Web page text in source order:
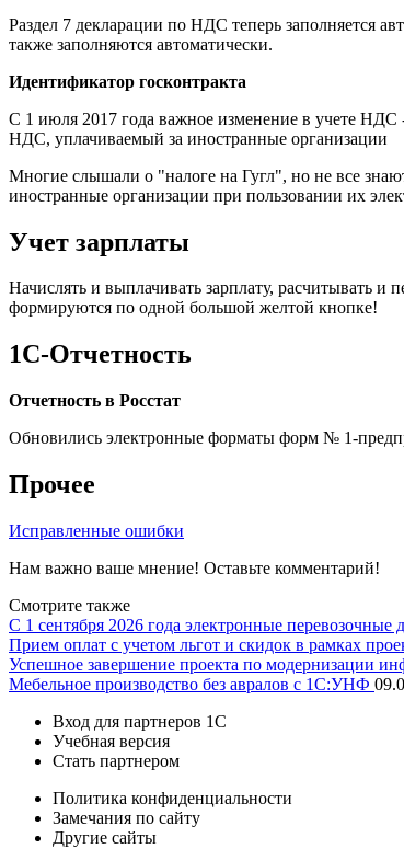
Раздел 7 декларации по НДС теперь заполняется
также заполняются автоматически.
Идентификатор госконтракта
С 1 июля 2017 года важное изменение в учете НДС
НДС, уплачиваемый за иностранные организации
Многие слышали о "налоге на Гугл", но не все
иностранные организации при пользовании их
Учет зарплаты
Начислять и выплачивать зарплату, расчитывать и
формируются по одной большой желтой кнопке!
1С-Отчетность
Отчетность в Росстат
Обновились электронные форматы форм № 1-
Прочее
Исправленные ошибки
Нам важно ваше мнение! Оставьте комментарий!
Смотрите также
С 1 сентября 2026 года электронные перевозочные
Прием оплат с учетом льгот и скидок в рамках
Успешное завершение проекта по модернизации
Мебельное производство без авралов с 1С:УНФ
Вход для партнеров 1С
Учебная версия
Стать партнером
Политика конфиденциальности
Замечания по сайту
Другие сайты